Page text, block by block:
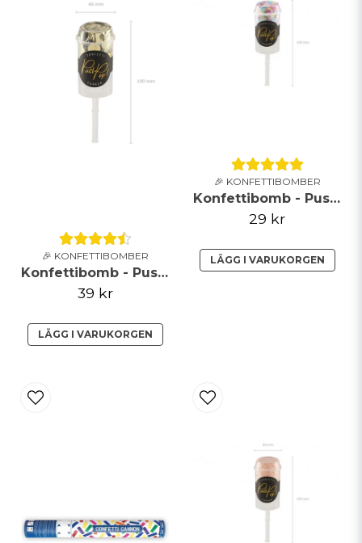
🎉 KONFETTIBOMBER
Konfettibomb - Push pop - Guld
39 kr
LÄGG I VARUKORGEN
🎉 KONFETTIBOMBER
Konfettibomb - Push pop - Mix
29 kr
LÄGG I VARUKORGEN